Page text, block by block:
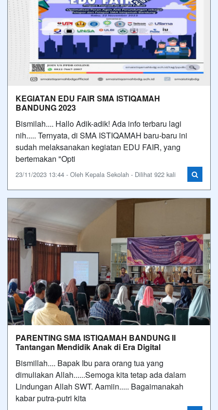
KEGIATAN EDU FAIR SMA ISTIQAMAH
BANDUNG 2023
Bismilah.... Hallo Adik-adik! Ada info terbaru lagi
nih..... Ternyata, di SMA ISTIQAMAH baru-baru ini
sudah melaksanakan kegiatan EDU FAIR, yang
bertemakan "Opti
23/11/2023 13:44 - Oleh Kepala Sekolah - Dilihat 922 kali
PARENTING SMA ISTIQAMAH BANDUNG II
Tantangan Mendidik Anak di Era Digital
Bismillah.... Bapak Ibu para orang tua yang
dimuliakan Allah......Semoga kita tetap ada dalam
Lindungan Allah SWT. Aamiin..... Bagaimanakah
kabar putra-putri kita